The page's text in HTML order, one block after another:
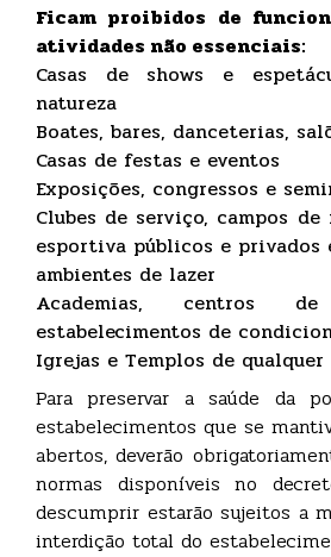
Ficam proibidos de
atividades não essenciais:
Casas de shows e
natureza
Boates, bares, danceterias,
Casas de festas e eventos
Exposições, congressos e
Clubes de serviço, campos
esportiva públicos e privados
ambientes de lazer
Academias, centros
estabelecimentos de
Igrejas e Templos de
Para preservar a saúde da
estabelecimentos que se
abertos, deverão
normas disponíveis no
descumprir estarão sujeitos a
interdição total do